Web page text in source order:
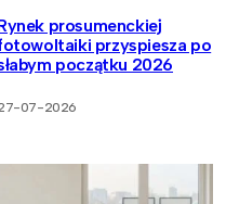
prosumenckiej
przyspiesza po
początku 2026
07-2026